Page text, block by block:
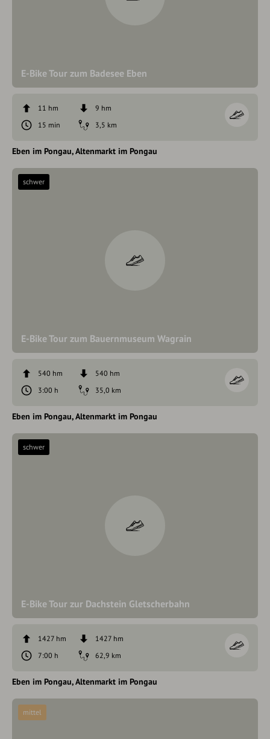
E-Bike Tour zum Badesee Eben
11 hm
9 hm
15 min
3,5 km
Eben im Pongau Altenmarkt im Pongau
E-Bike Tour zum Bauernmuseum Wagrain
schwer
540 hm
540 hm
3:00 h
35,0 km
Eben im Pongau Altenmarkt im Pongau
E-Bike Tour zur Dachstein Gletscherbahn
schwer
1427 hm
1427 hm
7:00 h
62,9 km
Eben im Pongau Altenmarkt im Pongau
mittel